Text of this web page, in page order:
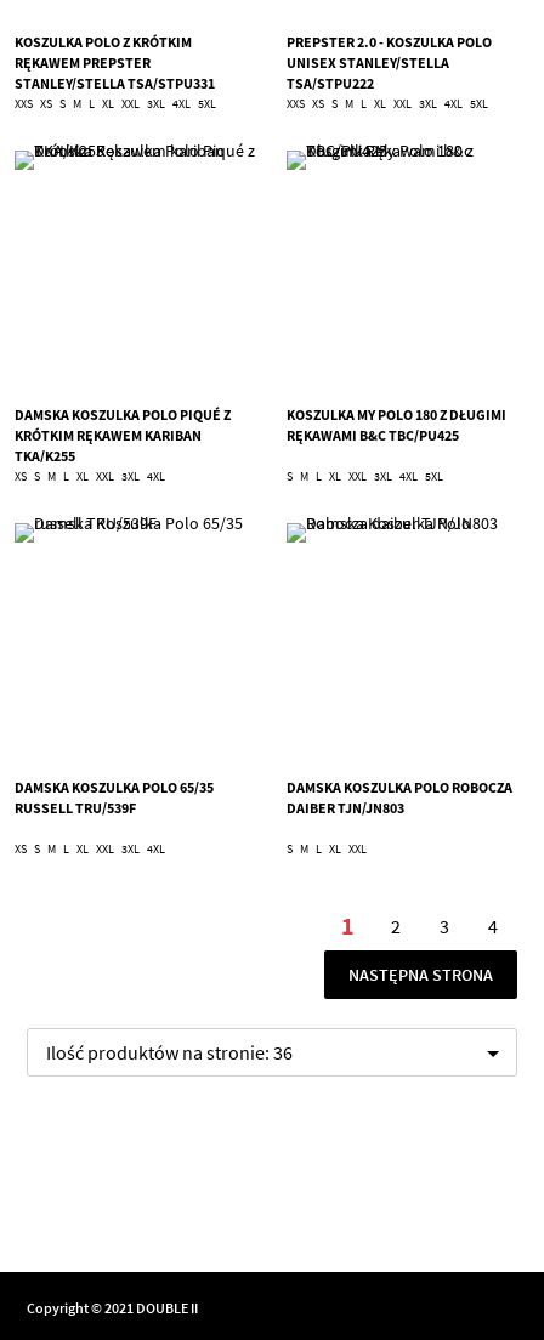
KOSZULKA POLO Z KRÓTKIM
RĘKAWEM PREPSTER
STANLEY/STELLA TSA/STPU331
XXS XS S M L XL XXL 3XL 4XL 5XL
PREPSTER 2.0 - KOSZULKA POLO
UNISEX STANLEY/STELLA
TSA/STPU222
XXS XS S M L XL XXL 3XL 4XL 5XL
DAMSKA KOSZULKA POLO PIQUÉ Z
KRÓTKIM RĘKAWEM KARIBAN
TKA/K255
XS S M L XL XXL 3XL 4XL
KOSZULKA MY POLO 180 Z DŁUGIMI
RĘKAWAMI B&C TBC/PU425
S M L XL XXL 3XL 4XL 5XL
DAMSKA KOSZULKA POLO 65/35
RUSSELL TRU/539F
XS S M L XL XXL 3XL 4XL
DAMSKA KOSZULKA POLO ROBOCZA
DAIBER TJN/JN803
S M L XL XXL
Aktualnie czytasz
1 Strona
2 Strona
3 4
STRONA
NASTĘPNA STRONA
Ilość produktów na stronie: 36
Copyright © 2021 DOUBLE II